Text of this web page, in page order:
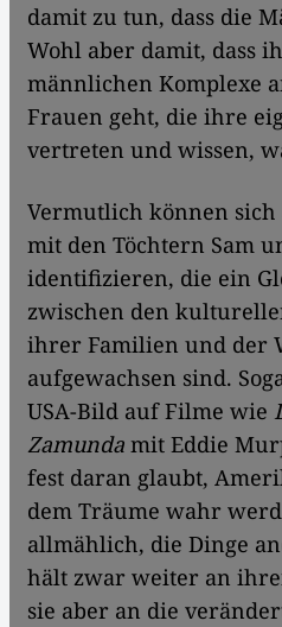
damit zu tun, dass die
Wohl aber damit, dass
männlichen Komplexe
Frauen geht, die ihre
vertreten und wissen,
Vermutlich können
mit den Töchtern Sam
identifizieren, die ein
zwischen den
ihrer Familien und der
aufgewachsen sind.
USA-Bild auf Filme wie
Zamunda mit Eddie
fest daran glaubt,
dem Träume wahr
allmählich, die Dinge
hält zwar weiter an
sie aber an die